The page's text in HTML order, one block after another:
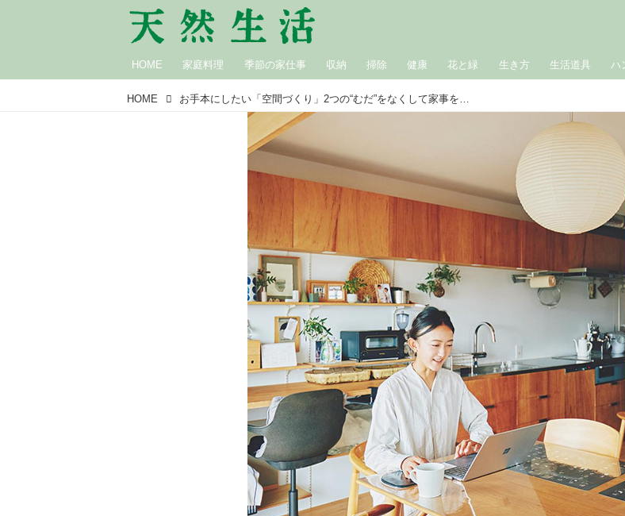
HOME 家庭料理 季節の家仕事 収納 掃除 健康 花と緑 生き方 生活道具 ハ
HOME お手本にしたい「空間づくり」2つの“むだ”をなくして家事をスムーズに／整理収納コンサルタント・本多さおりさん